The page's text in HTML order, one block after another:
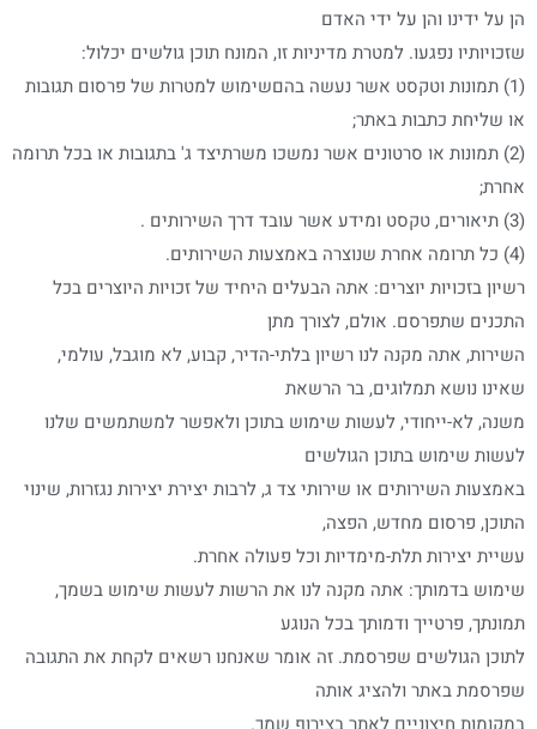
הן על ידינו והן על ידי האדם
שזכויותיו נפגעו. למטרת מדיניות זו, המונח תוכן גולשים יכלול:
(1) תמונות וטקסט אשר נעשה בהםשימוש למטרות של פרסום תגובות
או שליחת כתבות באתר;
(2) תמונות או סרטונים אשר נמשכו משרתיצד ג' בתגובות או בכל תרומה
אחרת;
(3) תיאורים, טקסט ומידע אשר עובד דרך השירותים .
(4) כל תרומה אחרת שנוצרה באמצעות השירותים.
רשיון בזכויות יוצרים: אתה הבעלים היחיד של זכויות היוצרים בכל
התכנים שתפרסם. אולם, לצורך מתן
השירות, אתה מקנה לנו רשיון בלתי-הדיר, קבוע, לא מוגבל, עולמי,
שאינו נושא תמלוגים, בר הרשאת
משנה, לא-ייחודי, לעשות שימוש בתוכן ולאפשר למשתמשים שלנו
לעשות שימוש בתוכן הגולשים
באמצעות השירותים או שירותי צד ג, לרבות יצירת יצירות נגזרות, שינוי
התוכן, פרסום מחדש, הפצה,
עשיית יצירות תלת-מימדיות וכל פעולה אחרת.
שימוש בדמותך: אתה מקנה לנו את הרשות לעשות שימוש בשמך,
תמונתך, פרטייך ודמותך בכל הנוגע
לתוכן הגולשים שפרסמת. זה אומר שאנחנו רשאים לקחת את התגובה
שפרסמת באתר ולהציג אותה